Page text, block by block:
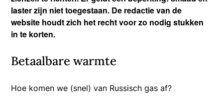
laster zijn niet toegestaan. De redactie van de
website houdt zich het recht voor zo nodig stukken
in te korten.
Betaalbare warmte
Hoe komen we (snel) van Russisch gas af?